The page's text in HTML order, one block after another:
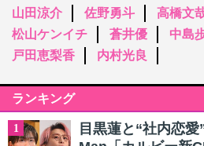
山田涼介 佐野勇斗 高橋文
松山ケンイチ
蒼井優 中島
戸田恵梨香
内村光良
ランキング
1
目黒蓮と“社内恋